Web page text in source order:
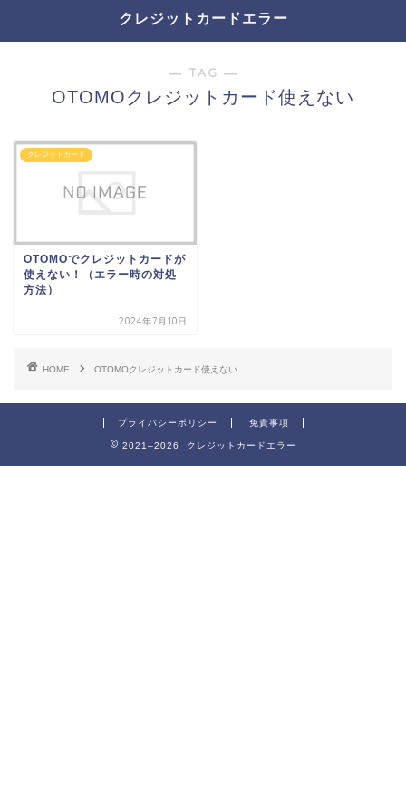
クレジットカードエラー
― TAG ―
OTOMOクレジットカード使えない
クレジットカード
OTOMOでクレジットカードが
使えない！（エラー時の対処
方法）
2024年7月10日
HOME OTOMOクレジットカード使えない
プライバシーポリシー 免責事項
2021–2026 クレジットカードエラー